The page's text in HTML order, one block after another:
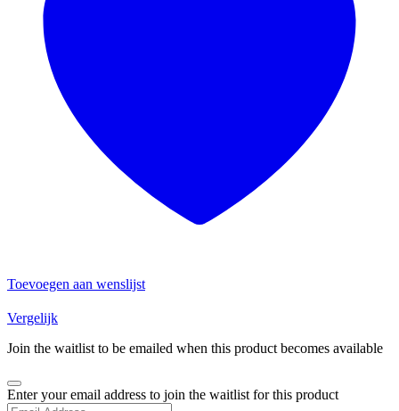
Toevoegen aan wenslijst
Vergelijk
Join the waitlist to be emailed when this product becomes available
Dismiss
notification
Enter your email address to join the waitlist for this product